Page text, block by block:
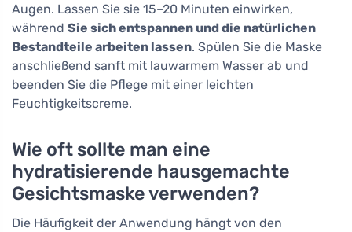
Augen. Lassen Sie sie 15–20 Minuten einwirken,
während Sie sich entspannen und die natürlichen
Bestandteile arbeiten lassen. Spülen Sie die Maske
anschließend sanft mit lauwarmem Wasser ab und
beenden Sie die Pflege mit einer leichten
Feuchtigkeitscreme.
Wie oft sollte man eine
hydratisierende hausgemachte
Gesichtsmaske verwenden?
Die Häufigkeit der Anwendung hängt von den